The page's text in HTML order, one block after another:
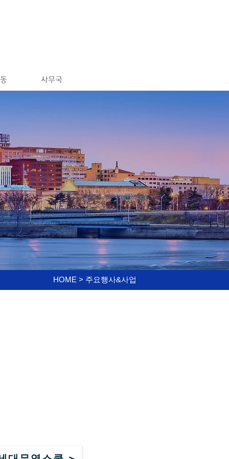
사무국
HOME > 주요행사&사업